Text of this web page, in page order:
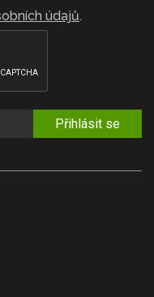
údajů.
Přihlásit se